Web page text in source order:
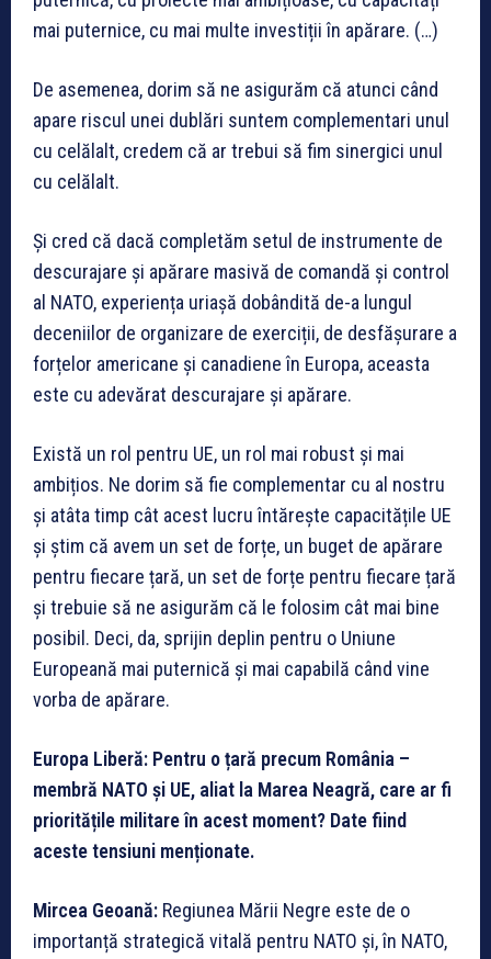
mai puternice, cu mai multe investiții în apărare. (…)
De asemenea, dorim să ne asigurăm că atunci când
apare riscul unei dublări suntem complementari unul
cu celălalt, credem că ar trebui să fim sinergici unul
cu celălalt.
Și cred că dacă completăm setul de instrumente de
descurajare și apărare masivă de comandă și control
al NATO, experiența uriașă dobândită de-a lungul
deceniilor de organizare de exerciții, de desfășurare a
forțelor americane și canadiene în Europa, aceasta
este cu adevărat descurajare și apărare.
Există un rol pentru UE, un rol mai robust și mai
ambițios. Ne dorim să fie complementar cu al nostru
și atâta timp cât acest lucru întărește capacitățile UE
și știm că avem un set de forțe, un buget de apărare
pentru fiecare țară, un set de forțe pentru fiecare țară
și trebuie să ne asigurăm că le folosim cât mai bine
posibil. Deci, da, sprijin deplin pentru o Uniune
Europeană mai puternică și mai capabilă când vine
vorba de apărare.
Europa Liberă: Pentru o țară precum România –
membră NATO și UE, aliat la Marea Neagră, care ar fi
prioritățile militare în acest moment? Date fiind
aceste tensiuni menționate.
Mircea Geoană: Regiunea Mării Negre este de o
importanță strategică vitală pentru NATO și, în NATO,